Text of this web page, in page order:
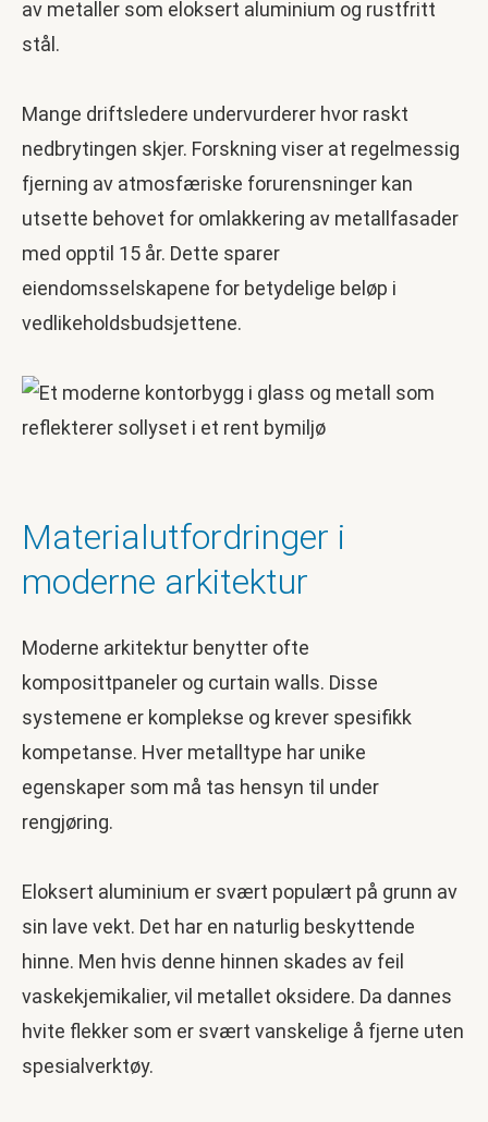
av metaller som eloksert aluminium og rustfritt
stål.
Mange driftsledere undervurderer hvor raskt
nedbrytingen skjer. Forskning viser at regelmessig
fjerning av atmosfæriske forurensninger kan
utsette behovet for omlakkering av metallfasader
med opptil 15 år. Dette sparer
eiendomsselskapene for betydelige beløp i
vedlikeholdsbudsjettene.
Materialutfordringer i
moderne arkitektur
Moderne arkitektur benytter ofte
komposittpaneler og curtain walls. Disse
systemene er komplekse og krever spesifikk
kompetanse. Hver metalltype har unike
egenskaper som må tas hensyn til under
rengjøring.
Eloksert aluminium er svært populært på grunn av
sin lave vekt. Det har en naturlig beskyttende
hinne. Men hvis denne hinnen skades av feil
vaskekjemikalier, vil metallet oksidere. Da dannes
hvite flekker som er svært vanskelige å fjerne uten
spesialverktøy.